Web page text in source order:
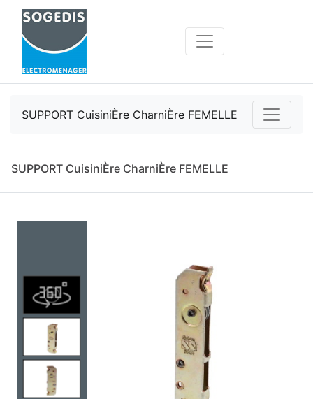
SUPPORT CuisiniÈre CharniÈre FEMELLE
SUPPORT CuisiniÈre CharniÈre FEMELLE